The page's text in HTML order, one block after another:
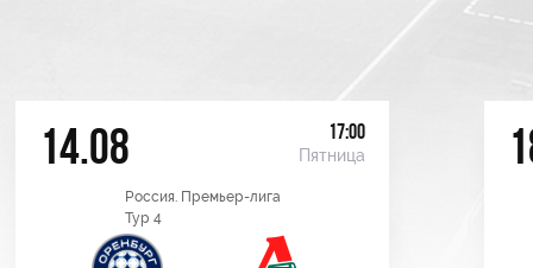
14.08 17:00
Пятница
Россия. Премьер-лига
Тур 4